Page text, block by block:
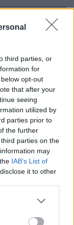
third parties, or
for
opt-out
that after your
seeing
utilized by
parties prior to
the further
parties on the
may
IAB’s List of
it to other
or more Google
may click to